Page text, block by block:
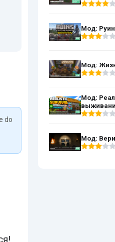
do
Мод:
Мод:
Мод:
Мод: